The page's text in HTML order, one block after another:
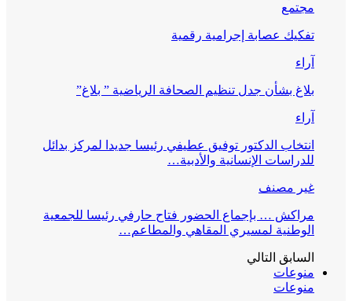
مجتمع
تفكيك عصابة إجرامية رقمية
آراء
بلاغ بشأن جدل تنظيم الصحافة الرياضية ” بلاغ”
آراء
انتخاب الدكتور توفيق عطيفي رئيسا جديدا لمركز بدائل
للدراسات الإنسانية والأدبية…
غير مصنف
مراكش … بإجماع الحضور فتاح حارفي رئيسا للجمعية
الوطنية لمسيري المقاهي والمطاعم…
السابق التالي
منوعات
منوعات